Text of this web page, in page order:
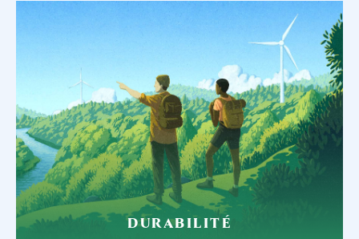
DURABILITÉ